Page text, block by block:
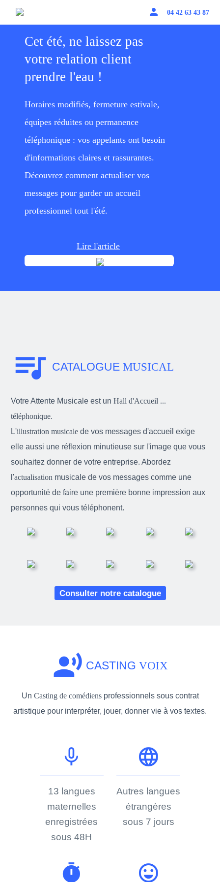
person 04 42 63 43 87
Cet été, ne laissez pas
votre relation client
prendre l'eau !
Horaires modifiés, fermeture estivale,
équipes réduites ou permanence
téléphonique : vos appelants ont besoin
d'informations claires et rassurantes.
Découvrez comment actualiser vos
messages pour garder un accueil
professionnel tout l'été.
Lire l'article
queue_music CATALOGUEMUSICAL
Votre Attente Musicale est unHall d'Accueil ...
téléphonique.
L'illustration musicale de vos messages d'accueil exige
elle aussi une réflexion minutieuse sur l'image que vous
souhaitez donner de votre entreprise. Abordez
l'actualisation musicale de vos messages comme une
opportunité de faire une première bonne impression aux
personnes qui vous téléphonent.
Consulter notre catalogue
record_voice_over CASTING VOIX
Un Casting de comédiensprofessionnels sous contrat
artistique pour interpréter, jouer, donner vie à vos textes.
mic_none
13 langues
maternelles
enregistrées
sous 48H
language
Autres langues
étrangères
sous 7 jours
timer sentiment_very_satisfied